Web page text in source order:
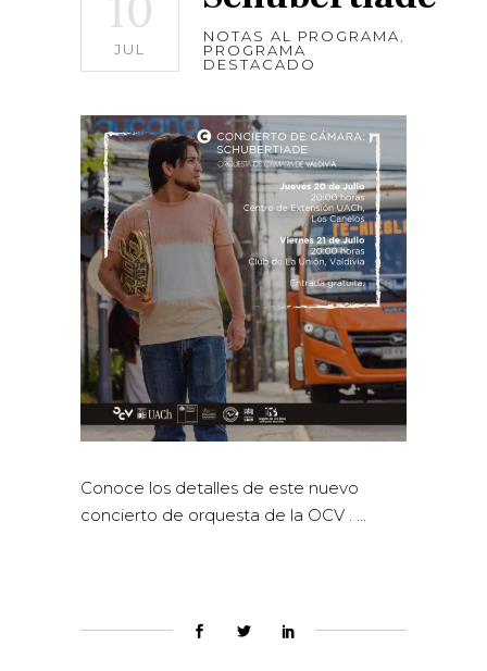
JUL
NOTAS AL PROGRAMA,
PROGRAMA
DESTACADO
Conoce los detalles de este nuevo
concierto de orquesta de la OCV .